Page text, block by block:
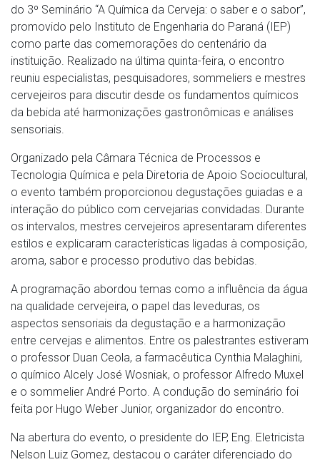
do 3º Seminário “A Química da Cerveja: o saber e o sabor”,
promovido pelo Instituto de Engenharia do Paraná (IEP)
como parte das comemorações do centenário da
instituição. Realizado na última quinta-feira, o encontro
reuniu especialistas, pesquisadores, sommeliers e mestres
cervejeiros para discutir desde os fundamentos químicos
da bebida até harmonizações gastronômicas e análises
sensoriais.
Organizado pela Câmara Técnica de Processos e
Tecnologia Química e pela Diretoria de Apoio Sociocultural,
o evento também proporcionou degustações guiadas e a
interação do público com cervejarias convidadas. Durante
os intervalos, mestres cervejeiros apresentaram diferentes
estilos e explicaram características ligadas à composição,
aroma, sabor e processo produtivo das bebidas.
A programação abordou temas como a influência da água
na qualidade cervejeira, o papel das leveduras, os
aspectos sensoriais da degustação e a harmonização
entre cervejas e alimentos. Entre os palestrantes estiveram
o professor Duan Ceola, a farmacêutica Cynthia Malaghini,
o químico Alcely José Wosniak, o professor Alfredo Muxel
e o sommelier André Porto. A condução do seminário foi
feita por Hugo Weber Junior, organizador do encontro.
Na abertura do evento, o presidente do IEP, Eng. Eletricista
Nelson Luiz Gomez, destacou o caráter diferenciado do